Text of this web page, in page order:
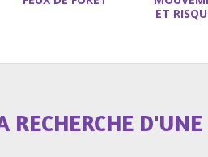
ET
RECHERCHE